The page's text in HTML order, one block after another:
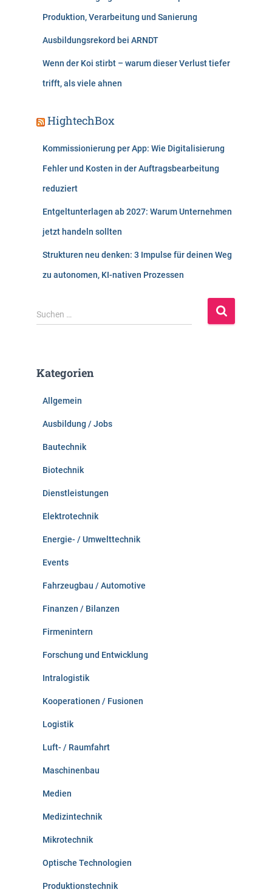
Produktion, Verarbeitung und Sanierung
Ausbildungsrekord bei ARNDT
Wenn der Koi stirbt – warum dieser Verlust tiefer
trifft, als viele ahnen
HightechBox
Kommissionierung per App: Wie Digitalisierung
Fehler und Kosten in der Auftragsbearbeitung
reduziert
Entgeltunterlagen ab 2027: Warum Unternehmen
jetzt handeln sollten
Strukturen neu denken: 3 Impulse für deinen Weg
zu autonomen, KI-nativen Prozessen
S
u
n
Suchen …
Kategorien
Allgemein
Ausbildung / Jobs
Bautechnik
Biotechnik
Dienstleistungen
Elektrotechnik
Energie- / Umwelttechnik
Events
Fahrzeugbau / Automotive
Finanzen / Bilanzen
Firmenintern
Forschung und Entwicklung
Intralogistik
Kooperationen / Fusionen
Logistik
Luft- / Raumfahrt
Maschinenbau
Medien
Medizintechnik
Mikrotechnik
Optische Technologien
Produktionstechnik